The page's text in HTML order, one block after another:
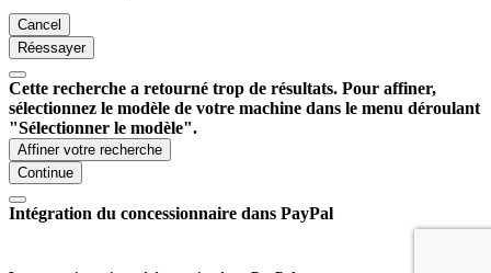
Cancel
Réessayer
Cette recherche a retourné trop de résultats. Pour affiner,
sélectionnez le modèle de votre machine dans le menu déroulant
"Sélectionner le modèle".
Affiner votre recherche
Continue
Intégration du concessionnaire dans PayPal